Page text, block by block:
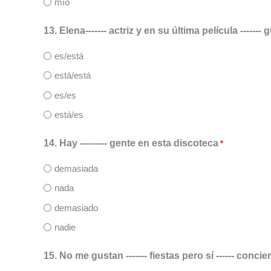
mío
13. Elena------- actriz y en su última película -------
es/está
está/está
es/es
está/es
14. Hay --------- gente en esta discoteca *
demasiada
nada
demasiado
nadie
15. No me gustan ------- fiestas pero sí ------